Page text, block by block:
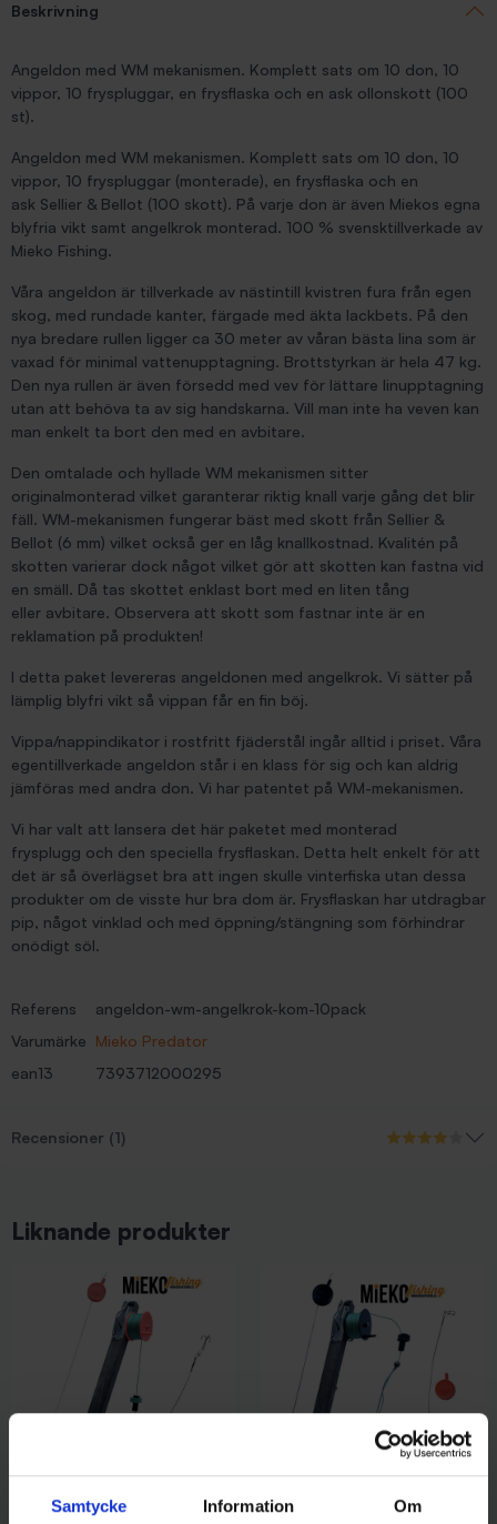
Samtycke Information Om
Beskrivning
Angeldon med WM mekanismen. Komplett sats om 10 don, 10
vippor, 10 fryspluggar, en frysflaska och en ask ollonskott (100
st).
Angeldon med WM mekanismen. Komplett sats om 10 don, 10
vippor, 10 fryspluggar (monterade), en frysflaska och en
ask Sellier & Bellot (100 skott). På varje don är även Miekos egna
blyfria vikt samt angelkrok monterad. 100 % svensktillverkade av
Mieko Fishing.
Våra angeldon är tillverkade av nästintill kvistren fura från egen
skog, med rundade kanter, färgade med äkta lackbets. På den
nya bredare rullen ligger ca 30 meter av våran bästa lina som är
vaxad för minimal vattenupptagning. Brottstyrkan är hela 47 kg.
Den nya rullen är även försedd med vev för lättare linupptagning
utan att behöva ta av sig handskarna. Vill man inte ha veven kan
man enkelt ta bort den med en avbitare.
Den omtalade och hyllade WM mekanismen sitter
originalmonterad vilket garanterar riktig knall varje gång det blir
fäll. WM-mekanismen fungerar bäst med skott från Sellier &
Bellot (6 mm) vilket också ger en låg knallkostnad. Kvalitén på
skotten varierar dock något vilket gör att skotten kan fastna vid
en smäll. Då tas skottet enklast bort med en liten tång
eller avbitare. Observera att skott som fastnar inte är en
reklamation på produkten!
I detta paket levereras angeldonen med angelkrok. Vi sätter på
lämplig blyfri vikt så vippan får en fin böj.
Vippa/nappindikator i rostfritt fjäderstål ingår alltid i priset. Våra
egentillverkade angeldon står i en klass för sig och kan aldrig
jämföras med andra don. Vi har patentet på WM-mekanismen.
Vi har valt att lansera det här paketet med monterad
frysplugg och den speciella frysflaskan. Detta helt enkelt för att
det är så överlägset bra att ingen skulle vinterfiska utan dessa
produkter om de visste hur bra dom är. Frysflaskan har utdragbar
pip, något vinklad och med öppning/stängning som förhindrar
onödigt söl.
Referens
angeldon-wm-angelkrok-kom-10pack
Varumärke Mieko Predator
ean13
7393712000295
Recensioner (1)
Liknande produkter
Mieko Predator Mieko Predator